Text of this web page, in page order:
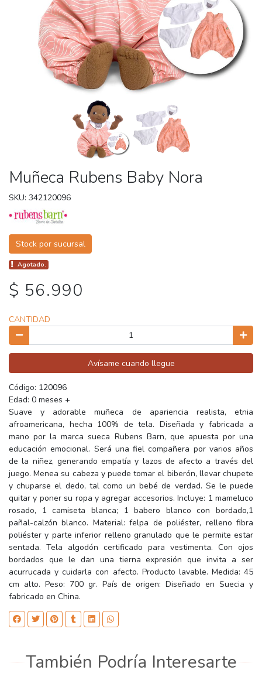
Muñeca Rubens Baby Nora
SKU: 342120096
Stock por sucursal
Agotado.
$ 56.990
CANTIDAD
Avísame cuando llegue
Código: 120096
Edad: 0 meses +
Suave y adorable muñeca de apariencia realista, etnia
afroamericana, hecha 100% de tela. Diseñada y fabricada a
mano por la marca sueca Rubens Barn, que apuesta por una
educación emocional. Será una fiel compañera por varios años
de la niñez, generando empatía y lazos de afecto a través del
juego. Menea su cabeza y puede tomar el biberón, llevar chupete
y chuparse el dedo, tal como un bebé de verdad. Se le puede
quitar y poner su ropa y agregar accesorios. Incluye: 1 mameluco
rosado, 1 camiseta blanca; 1 babero blanco con bordado,1
pañal-calzón blanco. Material: felpa de poliéster, relleno fibra
poliéster y parte inferior relleno granulado que le permite estar
sentada. Tela algodón certificado para vestimenta. Con ojos
bordados que le dan una tierna expresión que invita a ser
acurrucada y cuidarla con afecto. Producto lavable. Medida: 45
cm alto. Peso: 700 gr. País de origen: Diseñado en Suecia y
fabricado en China.
También Podría Interesarte